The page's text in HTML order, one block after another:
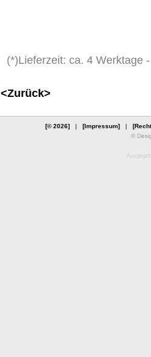
(*)Lieferzeit: ca. 4 Werktage
<Zurück>
[© 2026]| [Impressum]|
©